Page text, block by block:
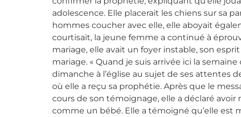
adolescence. Elle placerait les chiens sur sa
hommes coucher avec elle, elle aboyait
courtisait, la jeune femme a continué à
mariage, elle avait un foyer instable, son
mariage. « Quand je suis arrivée ici la
dimanche à l’église au sujet de ses attentes
où elle a reçu sa prophétie. Après que le
cours de son témoignage, elle a déclaré
comme un bébé. Elle a témoigné qu’elle